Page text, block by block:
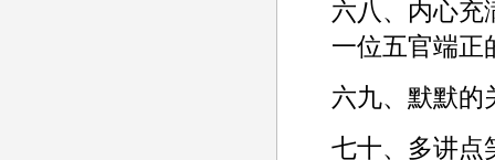
六八、内心充
一位五官端正
六九、默默的
七十、多讲点